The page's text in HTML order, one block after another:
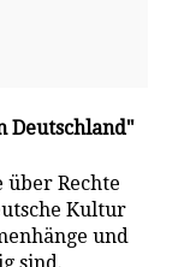
Deutschland"
Rechte
Kultur
und